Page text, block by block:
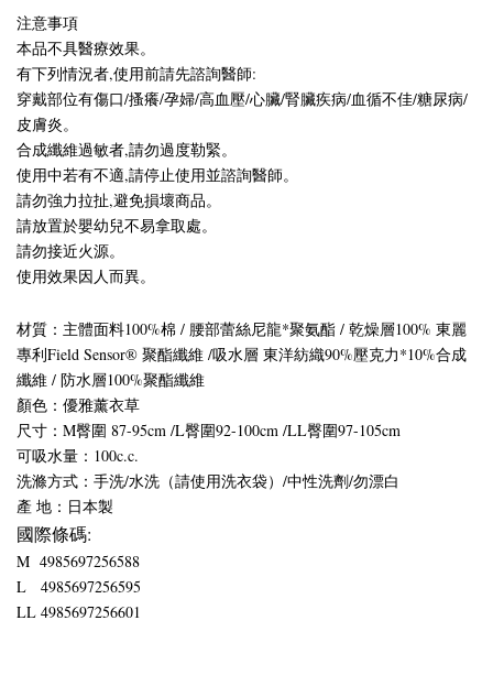
注意事項
本品不具醫療效果。
有下列情況者,使用前請先諮詢醫師:
穿戴部位有傷口/搔癢/孕婦/高血壓/心臟/腎臟疾病/血循不佳/糖尿病/
皮膚炎。
合成纖維過敏者,請勿過度勒緊。
使用中若有不適,請停止使用並諮詢醫師。
請勿強力拉扯,避免損壞商品。
請放置於嬰幼兒不易拿取處。
請勿接近火源。
使用效果因人而異。
材質：主體面料100%棉 / 腰部蕾絲尼龍*聚氨酯 / 乾燥層100% 東麗
專利Field Sensor® 聚酯纖維 /吸水層 東洋紡織90%壓克力*10%合成
纖維 / 防水層100%聚酯纖維
顏色：優雅薰衣草
尺寸：M臀圍 87-95cm /L臀圍92-100cm /LL臀圍97-105cm
可吸水量：100c.c.
洗滌方式：手洗/水洗（請使用洗衣袋）/中性洗劑/勿漂白
產 地：日本製
國際條碼:
M 4985697256588
L 4985697256595
LL 4985697256601